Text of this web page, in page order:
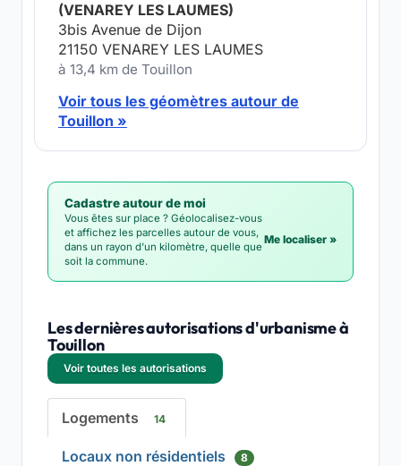
(VENAREY LES LAUMES)
3bis Avenue de Dijon
21150 VENAREY LES LAUMES
à 13,4 km de Touillon
Voir tous les géomètres autour de
Touillon »
Cadastre autour de moi
Vous êtes sur place ? Géolocalisez-vous
et affichez les parcelles autour de vous,
dans un rayon d'un kilomètre, quelle que
soit la commune.
Me localiser »
Les dernières autorisations d'urbanisme à
Touillon
Voir toutes les autorisations
Logements 14
Locaux non résidentiels 8